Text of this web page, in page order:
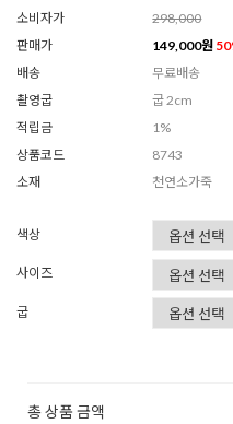
소비자가
298,000
판매가
149,000원 50
배송
무료배송
촬영굽
굽 2cm
적립금
1%
상품코드
8743
소재
천연소가죽
색상
사이즈
굽
총 상품 금액